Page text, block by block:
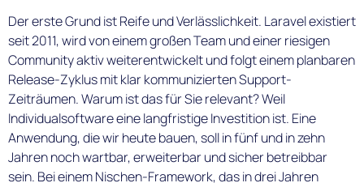
Der erste Grund ist Reife und Verlässlichkeit. Laravel existiert
seit 2011, wird von einem großen Team und einer riesigen
Community aktiv weiterentwickelt und folgt einem planbaren
Release-Zyklus mit klar kommunizierten Support-
Zeiträumen. Warum ist das für Sie relevant? Weil
Individualsoftware eine langfristige Investition ist. Eine
Anwendung, die wir heute bauen, soll in fünf und in zehn
Jahren noch wartbar, erweiterbar und sicher betreibbar
sein. Bei einem Nischen-Framework, das in drei Jahren